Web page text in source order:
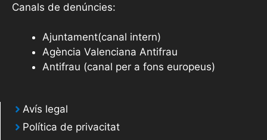
Canals de denúncies:
Ajuntament(canal intern)
Agència Valenciana Antifrau
Antifrau (canal per a fons europeus)
Avís legal
Política de privacitat